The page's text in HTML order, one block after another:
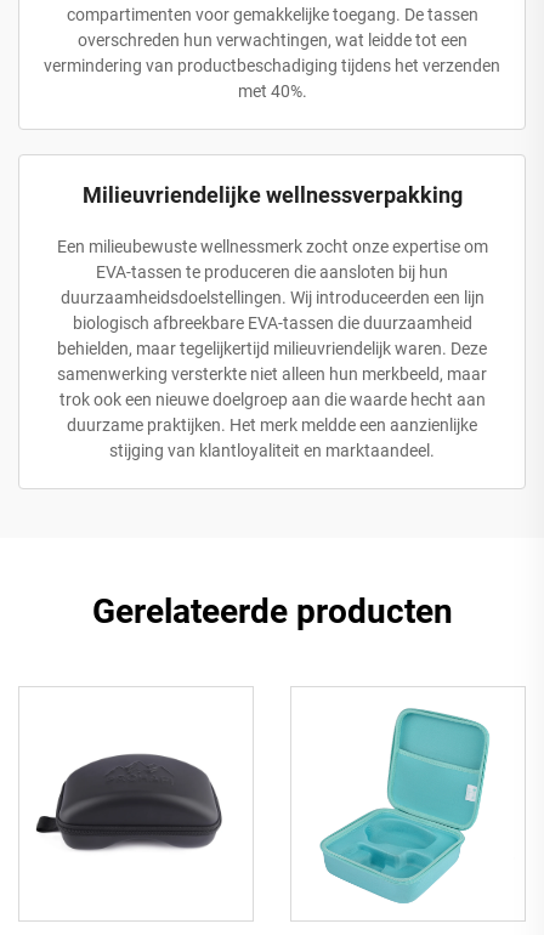
compartimenten voor gemakkelijke toegang. De tassen
overschreden hun verwachtingen, wat leidde tot een
vermindering van productbeschadiging tijdens het verzenden
met 40%.
Milieuvriendelijke wellnessverpakking
Een milieubewuste wellnessmerk zocht onze expertise om
EVA-tassen te produceren die aansloten bij hun
duurzaamheidsdoelstellingen. Wij introduceerden een lijn
biologisch afbreekbare EVA-tassen die duurzaamheid
behielden, maar tegelijkertijd milieuvriendelijk waren. Deze
samenwerking versterkte niet alleen hun merkbeeld, maar
trok ook een nieuwe doelgroep aan die waarde hecht aan
duurzame praktijken. Het merk meldde een aanzienlijke
stijging van klantloyaliteit en marktaandeel.
Gerelateerde producten